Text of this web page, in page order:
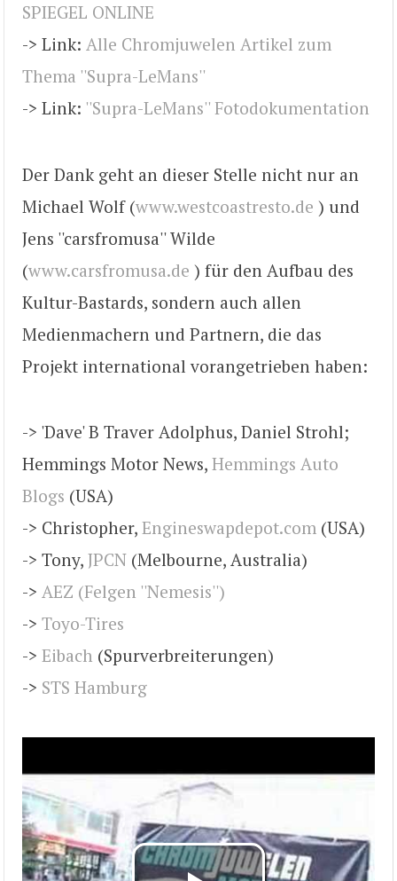
SPIEGEL ONLINE
-> Link: Alle Chromjuwelen Artikel zum
Thema ''Supra-LeMans''
-> Link: ''Supra-LeMans'' Fotodokumentation
Der Dank geht an dieser Stelle nicht nur an
Michael Wolf (www.westcoastresto.de ) und
Jens ''carsfromusa'' Wilde
(www.carsfromusa.de ) für den Aufbau des
Kultur-Bastards, sondern auch allen
Medienmachern und Partnern, die das
Projekt international vorangetrieben haben:
-> 'Dave' B Traver Adolphus, Daniel Strohl;
Hemmings Motor News, Hemmings Auto
Blogs (USA)
-> Christopher, Engineswapdepot.com (USA)
-> Tony, JPCN (Melbourne, Australia)
-> AEZ (Felgen ''Nemesis'')
-> Toyo-Tires
-> Eibach (Spurverbreiterungen)
-> STS Hamburg